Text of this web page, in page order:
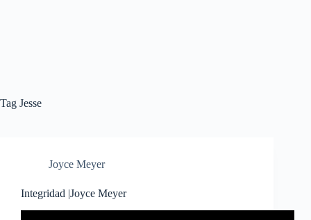
Tag Jesse
Joyce Meyer
Integridad |Joyce Meyer